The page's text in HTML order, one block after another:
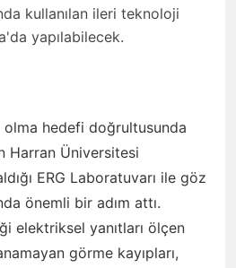
kullanılan ileri teknoloji
yapılabilecek.
olma hedefi doğrultusunda
Harran Üniversitesi
ERG Laboratuvarı ile göz
önemli bir adım attı.
elektriksel yanıtları ölçen
görme kayıpları,